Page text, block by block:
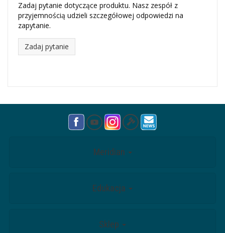
Zadaj pytanie dotyczące produktu. Nasz zespół z
przyjemnością udzieli szczegółowej odpowiedzi na
zapytanie.
Zadaj pytanie
Meridian
Edukacja
Sklep